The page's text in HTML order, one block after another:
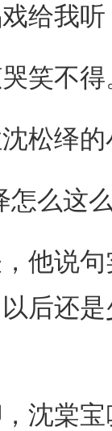
给我
笑不得
绎的
么这么
说句
后还
棠宝